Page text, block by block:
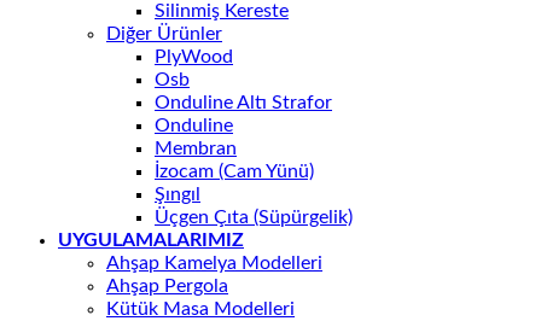
Silinmiş Kereste
Diğer Ürünler
PlyWood
Osb
Onduline Altı Strafor
Onduline
Membran
İzocam (Cam Yünü)
Şıngıl
Üçgen Çıta (Süpürgelik)
UYGULAMALARIMIZ
Ahşap Kamelya Modelleri
Ahşap Pergola
Kütük Masa Modelleri